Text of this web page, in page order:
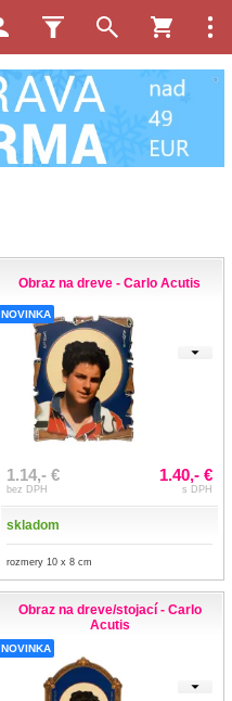
Obraz na dreve - Carlo Acutis
NOVINKA
1.14,- €
bez DPH
1.40,- €
s DPH
skladom
rozmery 10 x 8 cm
Obraz na dreve/stojací - Carlo
Acutis
NOVINKA